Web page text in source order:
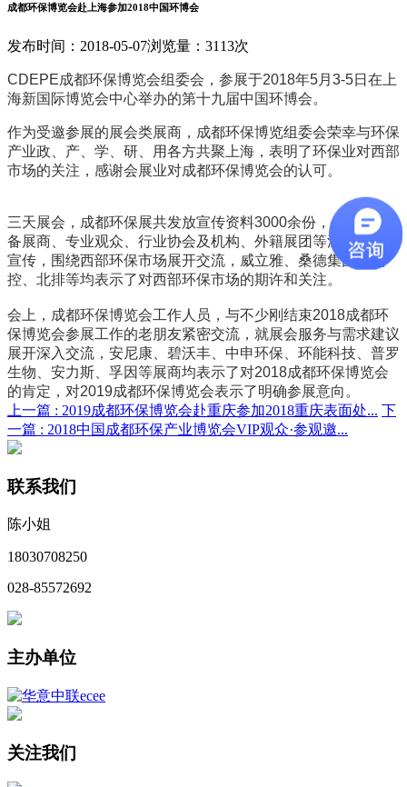
成都环保博览会赴上海参加2018中国环博会
发布时间：2018-05-07浏览量：3113次
CDEPE成都环保博览会组委会，参展于2018年5月3-5日在上
海新国际博览会中心举办的第十九届中国环博会。
作为受邀参展的展会类展商，成都环保博览组委会荣幸与环保
产业政、产、学、研、用各方共聚上海，表明了环保业对西部
市场的关注，感谢会展业对成都环保博览会的认可。
三天展会，成都环保展共发放宣传资料3000余份，与技术装
备展商、专业观众、行业协会及机构、外籍展团等深入推介和
宣传，围绕西部环保市场展开交流，威立雅、桑德集团、北
控、北排等均表示了对西部环保市场的期许和关注。
会上，成都环保博览会工作人员，与不少刚结束2018成都环
保博览会参展工作的老朋友紧密交流，就展会服务与需求建议
展开深入交流，安尼康、碧沃丰、中申环保、环能科技、普罗
生物、安力斯、孚因等展商均表示了对2018成都环保博览会
的肯定，对2019成都环保博览会表示了明确参展意向。
上一篇 : 2019成都环保博览会赴重庆参加2018重庆表面处... 下
一篇 : 2018中国成都环保产业博览会VIP观众·参观邀...
联系我们
陈小姐
18030708250
028-85572692
主办单位
关注我们